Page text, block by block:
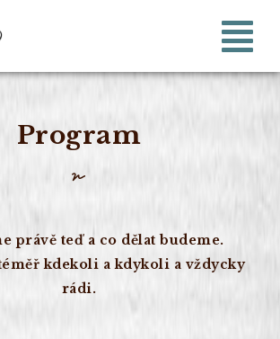
Program
právě teď a co dělat budeme.
kdekoli a kdykoli a vždycky
rádi.